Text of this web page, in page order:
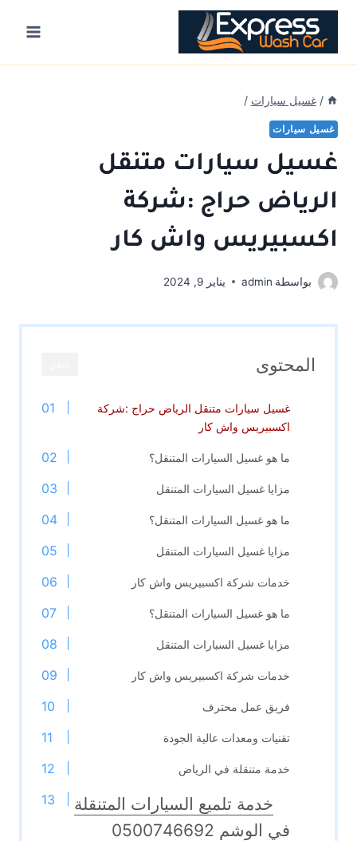
Skip
content
/ غسيل سيارات /
غسيل سيارات
غسيل سيارات متنقل
الرياض حراج :شركة
اكسبيريس واش كار
بواسطة admin يناير 9, 2024
المحتوى
غسيل سيارات متنقل الرياض حراج :شركة
اكسبيريس واش كار
ما هو غسيل السيارات المتنقل؟
مزايا غسيل السيارات المتنقل
ما هو غسيل السيارات المتنقل؟
مزايا غسيل السيارات المتنقل
خدمات شركة اكسبيريس واش كار
ما هو غسيل السيارات المتنقل؟
مزايا غسيل السيارات المتنقل
خدمات شركة اكسبيريس واش كار
فريق عمل محترف
تقنيات ومعدات عالية الجودة
خدمة متنقلة في الرياض
خدمة تلميع السيارات المتنقلة
في الوشم 0500746692